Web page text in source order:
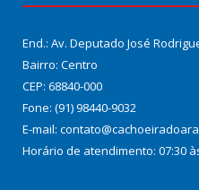
End.: Av. Deputado José
Bairro: Centro
CEP: 68840-000
Fone: (91) 98440-9032
E-mail:
Horário de atendimento: 07:30